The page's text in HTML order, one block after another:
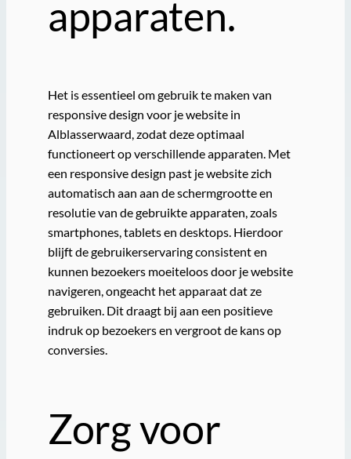
apparaten.
Het is essentieel om gebruik te maken van
responsive design voor je website in
Alblasserwaard, zodat deze optimaal
functioneert op verschillende apparaten. Met
een responsive design past je website zich
automatisch aan aan de schermgrootte en
resolutie van de gebruikte apparaten, zoals
smartphones, tablets en desktops. Hierdoor
blijft de gebruikerservaring consistent en
kunnen bezoekers moeiteloos door je website
navigeren, ongeacht het apparaat dat ze
gebruiken. Dit draagt bij aan een positieve
indruk op bezoekers en vergroot de kans op
conversies.
Zorg voor